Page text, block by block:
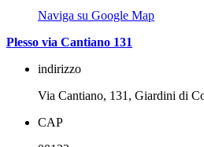
Naviga su Google Map
Plesso via Cantiano 131
indirizzo
Via Cantiano, 131, Giardini di
CAP